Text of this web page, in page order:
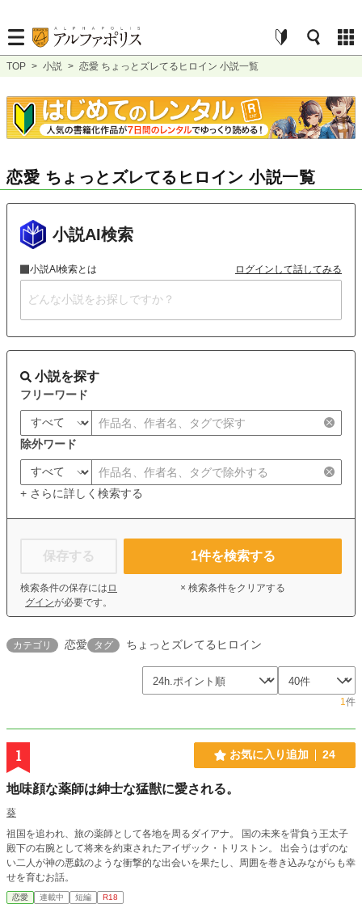
TOP > 小説 > 恋愛 ちょっとズレてるヒロイン 小説一覧
恋愛 ちょっとズレてるヒロイン 小説一覧
小説AI検索
小説AI検索とは ログインして話してみる
小説を探す
フリーワード
除外ワード
+ さらに詳しく検索する
保存する
検索条件の保存には ロ
グインが必要です。
1件を検索する
× 検索条件をクリアする
カテゴリ 恋愛 タグ ちょっとズレてるヒロイン
1件
1 お気に入り追加 24
地味顔な薬師は紳士な猛獣に愛される。
葵
祖国を追われ、旅の薬師として各地を周るダイアナ。 国の未来を背負う王太子
殿下の右腕として将来を約束されたアイザック・トリストン。 出会うはずのな
い二人が神の悪戯のような衝撃的な出会いを果たし、周囲を巻き込みながらも幸
せを育むお話。
恋愛 連載中 短編 R18